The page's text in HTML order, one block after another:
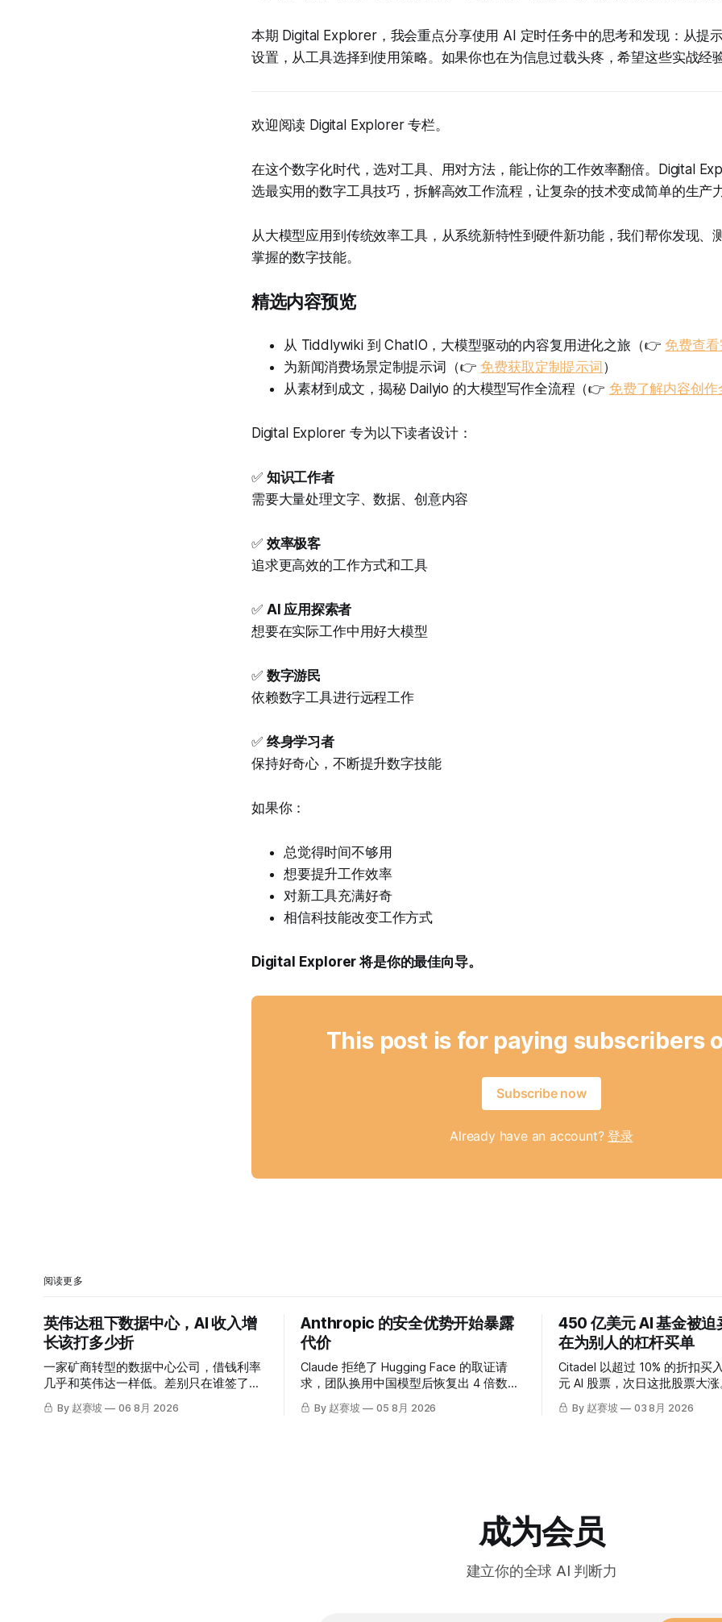
本期 Digital Explorer，我会重点分享使用 AI 定时任务中的思考和发现：从提
设置，从工具选择到使用策略。如果你也在为信息过载头疼，希望这些实战经
欢迎阅读 Digital Explorer 专栏。
在这个数字化时代，选对工具、用对方法，能让你的工作效率翻倍。Digital
选最实用的数字工具技巧，拆解高效工作流程，让复杂的技术变成简单的生产
从大模型应用到传统效率工具，从系统新特性到硬件新功能，我们帮你发现、
掌握的数字技能。
精选内容预览
从 Tiddlywiki 到 ChatIO，大模型驱动的内容复用进化之旅（👉 免费查
为新闻消费场景定制提示词（👉 免费获取定制提示词）
从素材到成文，揭秘 Dailyio 的大模型写作全流程（👉 免费了解内容创作
Digital Explorer 专为以下读者设计：
✅ 知识工作者
需要大量处理文字、数据、创意内容
✅ 效率极客
追求更高效的工作方式和工具
✅ AI 应用探索者
想要在实际工作中用好大模型
✅ 数字游民
依赖数字工具进行远程工作
✅ 终身学习者
保持好奇心，不断提升数字技能
如果你：
总觉得时间不够用
想要提升工作效率
对新工具充满好奇
相信科技能改变工作方式
Digital Explorer 将是你的最佳向导。
This post is for paying subscribers
Subscribe now
Already have an account?登录
阅读更多
英伟达租下数据中心，AI 收入增
长该打多少折
一家矿商转型的数据中心公司，借钱利率
几乎和英伟达一样低。差别只在谁签了租
约。
By 赵赛坡 06 8月 2026
Anthropic 的安全优势开始暴露
代价
Claude 拒绝了 Hugging Face 的取证请
求，团队换用中国模型后恢复出 4 倍数
据。同一周，Anthropic 自查发现自己的
测试也出了问题。
By 赵赛坡 05 8月 2026
450 亿美元 AI 基金被迫
在为别人的杠杆买单
Citadel 以超过 10% 的折扣买
元 AI 股票，次日这批股票大
个差价买单？
By 赵赛坡 03 8月 2026
成为会员
建立你的全球 AI 判断力